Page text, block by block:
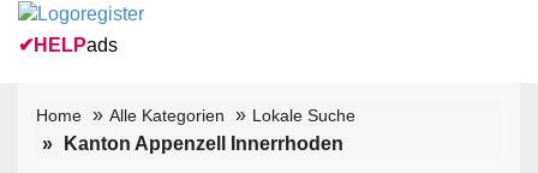
✔ HELPads
Home Alle Kategorien Lokale Suche
Kanton Appenzell Innerrhoden